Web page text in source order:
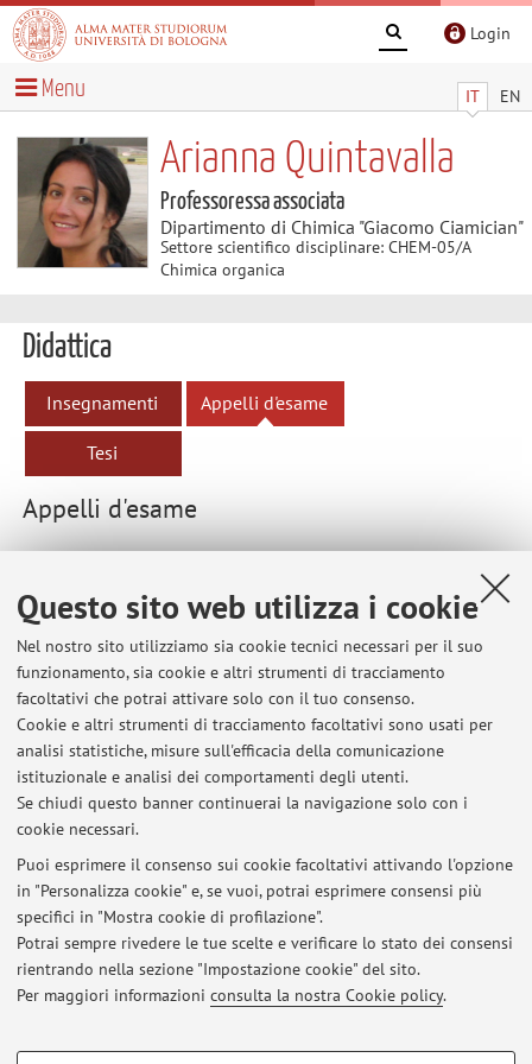
Questo sito web utilizza i cookie
Nel nostro sito utilizziamo sia cookie tecnici necessari per il suo
funzionamento, sia cookie e altri strumenti di tracciamento
facoltativi che potrai attivare solo con il tuo consenso.
Cookie e altri strumenti di tracciamento facoltativi sono usati per
analisi statistiche, misure sull'efficacia della comunicazione
istituzionale e analisi dei comportamenti degli utenti.
Se chiudi questo banner continuerai la navigazione solo con i
cookie necessari.
Puoi esprimere il consenso sui cookie facoltativi attivando l'opzione
in "Personalizza cookie" e, se vuoi, potrai esprimere consensi più
specifici in "Mostra cookie di profilazione".
Potrai sempre rivedere le tue scelte e verificare lo stato dei consensi
rientrando nella sezione "Impostazione cookie" del sito.
Per maggiori informazioni consulta la nostra Cookie policy.
Login
IT EN
Menu
Arianna Quintavalla
Professoressa associata
Dipartimento di Chimica "Giacomo Ciamician"
Settore scientifico disciplinare: CHEM-05/A
Chimica organica
Didattica
Insegnamenti Appelli d'esame
Tesi
Appelli d'esame
insegnamento. Per le informazioni dettagliate accedi ad
AlmaEsami.
00149 - CHIMICA ORGANICA APPLICATA
69081 - LABORATORIO DI CHIMICA ORGANICA
Componente del corso integrato69079 - CHIMICA
ORGANICA 2 CON LABORATORIO (C.I.)
Ultimi avvisi
Lezioni online
Pubblicato il: 04 marzo 2020